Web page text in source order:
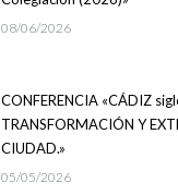
08/06/2026
CONFERENCIA «CÁDIZ
TRANSFORMACIÓN Y
CIUDAD.»
05/05/2026